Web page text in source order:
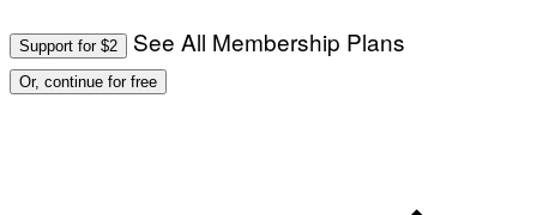
Support for $2 See All Membership Plans
Or, continue for free